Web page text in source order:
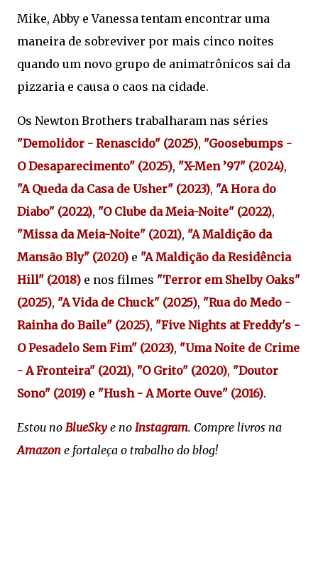
Mike, Abby e Vanessa tentam encontrar uma
maneira de sobreviver por mais cinco noites
quando um novo grupo de animatrônicos sai da
pizzaria e causa o caos na cidade.
Os Newton Brothers trabalharam nas séries
"Demolidor - Renascido" (2025), "Goosebumps -
O Desaparecimento" (2025), "X-Men ’97" (2024),
"A Queda da Casa de Usher" (2023), "A Hora do
Diabo" (2022), "O Clube da Meia-Noite" (2022),
"Missa da Meia-Noite" (2021), "A Maldição da
Mansão Bly" (2020) e "A Maldição da Residência
Hill" (2018) e nos filmes "Terror em Shelby Oaks"
(2025), "A Vida de Chuck" (2025), "Rua do Medo -
Rainha do Baile" (2025), "Five Nights at Freddy's -
O Pesadelo Sem Fim" (2023), "Uma Noite de Crime
- A Fronteira" (2021), "O Grito" (2020), "Doutor
Sono" (2019) e "Hush - A Morte Ouve" (2016).
Estou no BlueSky e no Instagram. Compre livros na
Amazon e fortaleça o trabalho do blog!